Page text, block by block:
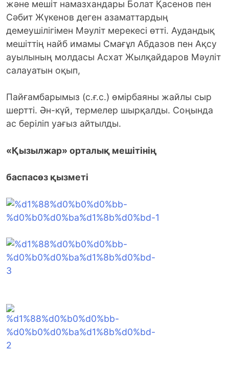
және мешіт намазхандары Болат Қасенов пен
Сәбит Жүкенов деген азаматтардың
демеушілігімен Мәуліт мерекесі өтті. Аудандық
мешіттің найб имамы Смағұл Абдазов пен Ақсу
ауылының молдасы Асхат Жылқайдаров Мәуліт
салауатын оқып,
Пайғамбарымыз (с.ғ.с.) өмірбаяны жайлы сыр
шертті. Ән-күй, термелер шырқалды. Соңында
ас беріліп уағыз айтылды.
«Қызылжар» орталық мешітінің
баспасөз қызметі